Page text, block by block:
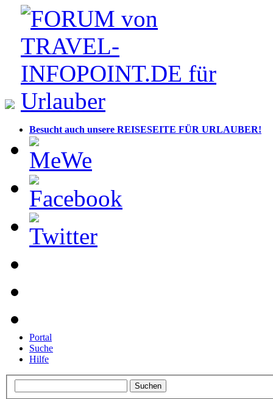
Besucht auch unsere REISESEITE FÜR URLAUBER!
Portal
Suche
Hilfe